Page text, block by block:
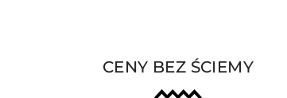
CENY BEZ ŚCIEMY